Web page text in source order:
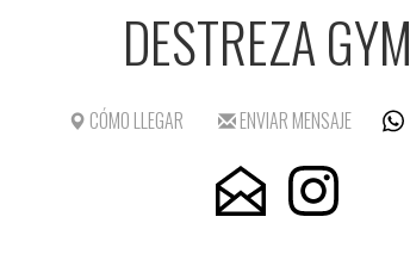
DESTREZA GYM
CÓMO LLEGAR ENVIAR MENSAJE